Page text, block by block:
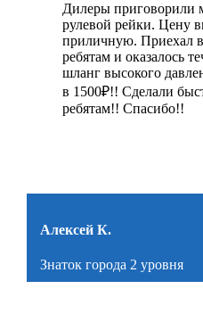
Дилеры приговорили
рулевой рейки. Цену
приличную. Приехал
ребятам и оказалось
шланг высокого
в 1500₽!! Сделали
ребятам!! Спасибо!!
Алексей К.
Знаток города 2 уровня